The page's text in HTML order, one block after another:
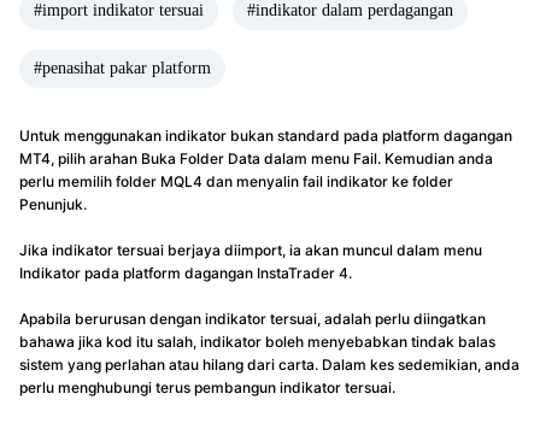
#import indikator tersuai #indikator dalam perdagangan
#penasihat pakar platform
Untuk menggunakan indikator bukan standard pada platform dagangan
MT4, pilih arahan Buka Folder Data dalam menu Fail. Kemudian anda
perlu memilih folder MQL4 dan menyalin fail indikator ke folder
Penunjuk.
Jika indikator tersuai berjaya diimport, ia akan muncul dalam menu
Indikator pada platform dagangan InstaTrader 4.
Apabila berurusan dengan indikator tersuai, adalah perlu diingatkan
bahawa jika kod itu salah, indikator boleh menyebabkan tindak balas
sistem yang perlahan atau hilang dari carta. Dalam kes sedemikian, anda
perlu menghubungi terus pembangun indikator tersuai.